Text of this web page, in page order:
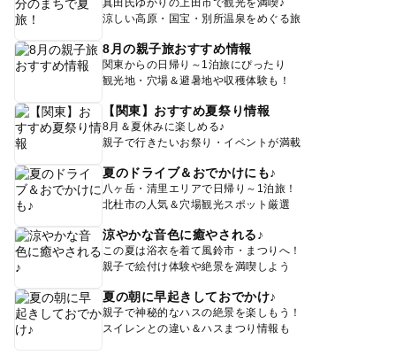
涼しい高原・国宝・別所温泉をめぐる旅
8月の親子旅おすすめ情報
関東からの日帰り～1泊旅にぴったり
観光地・穴場＆避暑地や収穫体験も！
【関東】おすすめ夏祭り情報
8月＆夏休みに楽しめる♪
親子で行きたいお祭り・イベントが満載
夏のドライブ＆おでかけにも♪
八ヶ岳・清里エリアで日帰り～1泊旅！
北杜市の人気＆穴場観光スポット厳選
涼やかな音色に癒やされる♪
この夏は浴衣を着て風鈴市・まつりへ！
親子で絵付け体験や絶景を満喫しよう
夏の朝に早起きしておでかけ♪
親子で神秘的なハスの絶景を楽しもう！
スイレンとの違い＆ハスまつり情報も